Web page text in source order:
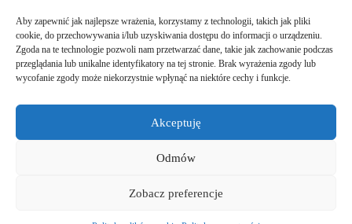
Aby zapewnić jak najlepsze wrażenia, korzystamy z technologii, takich jak pliki
cookie, do przechowywania i/lub uzyskiwania dostępu do informacji o urządzeniu.
Zgoda na te technologie pozwoli nam przetwarzać dane, takie jak zachowanie podczas
przeglądania lub unikalne identyfikatory na tej stronie. Brak wyrażenia zgody lub
wycofanie zgody może niekorzystnie wpłynąć na niektóre cechy i funkcje.
Akceptuję
Odmów
Zobacz preferencje
GPSR
Polityka plikow cookies
Kontakt
ul. Taborowa 10, 80-171 Gdańsk
NIP: 583-313-24-61
jewellery.amberglow@gmail.com
Copyright © 2026 AmberGlow.